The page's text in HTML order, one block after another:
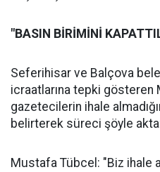
"BASIN BİRİMİNİ
Seferihisar ve Balçova
icraatlarına tepki gösteren
gazetecilerin ihale
belirterek süreci şöyle
Mustafa Tübcel: "Biz ihale